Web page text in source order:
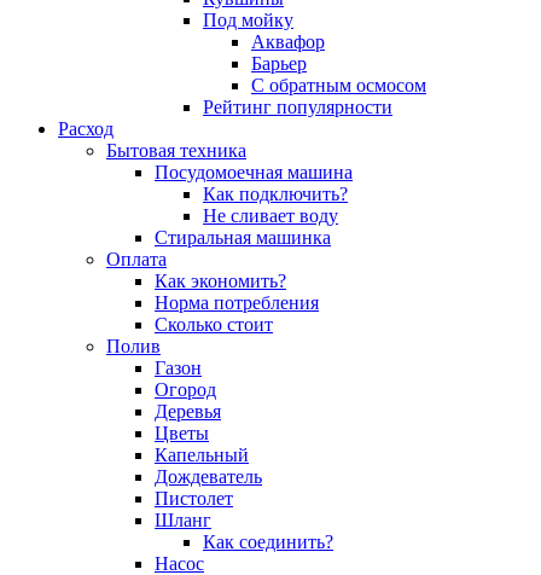
Под мойку
Аквафор
Барьер
С обратным осмосом
Рейтинг популярности
Расход
Бытовая техника
Посудомоечная машина
Как подключить?
Не сливает воду
Стиральная машинка
Оплата
Как экономить?
Норма потребления
Сколько стоит
Полив
Газон
Огород
Деревья
Цветы
Капельный
Дождеватель
Пистолет
Шланг
Как соединить?
Насос